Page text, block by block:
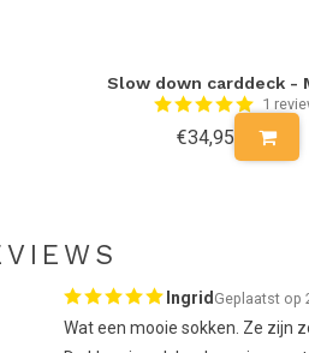
Desondanks
wol- of
de kortste keren
Slow down carddeck -
1
€34,95
Ingrid Geplaatst op
Wat een mooie sokken. Ze zijn